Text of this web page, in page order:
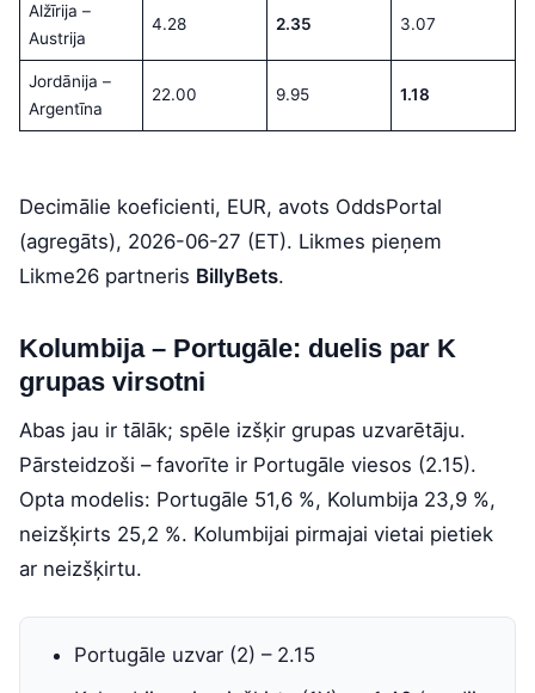
Alžīrija –
Austrija
4.28 2.35 3.07
Jordānija –
Argentīna
22.00 9.95 1.18
Decimālie koeficienti, EUR, avots OddsPortal
(agregāts), 2026-06-27 (ET). Likmes pieņem
Likme26 partneris BillyBets.
Kolumbija – Portugāle: duelis par K
grupas virsotni
Abas jau ir tālāk; spēle izšķir grupas uzvarētāju.
Pārsteidzoši – favorīte ir Portugāle viesos (2.15).
Opta modelis: Portugāle 51,6 %, Kolumbija 23,9 %,
neizšķirts 25,2 %. Kolumbijai pirmajai vietai pietiek
ar neizšķirtu.
Portugāle uzvar (2) – 2.15